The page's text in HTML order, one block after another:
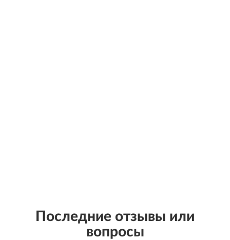
Последние отзывы или
вопросы